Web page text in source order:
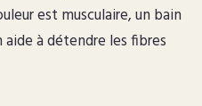
est musculaire, un bain
aide à détendre les fibres